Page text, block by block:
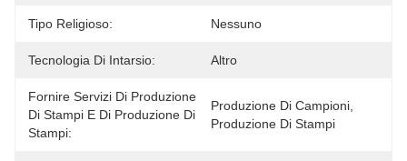
Tipo Religioso: Nessuno
Tecnologia Di Intarsio: Altro
Fornire Servizi Di Produzione
Di Stampi E Di Produzione Di
Stampi:
Produzione Di Campioni,
Produzione Di Stampi